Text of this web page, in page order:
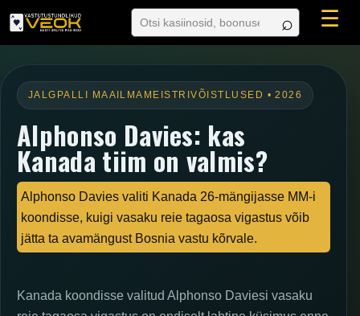
☰
JALGPALLI MAAILMAMEISTRIVÕISTLUSED • 2026
Alphonso Davies: kas
Kanada tiim on valmis?
Alphonso Davies valiti Kanada 26-mängijasse MM-i
koondisse, kuigi vasaku reie tagaosa vigastus võib
jätta ta avamängust Bosnia vastu kõrvale.
Kanada koondisse valitud Alphonso Daviesi vasaku